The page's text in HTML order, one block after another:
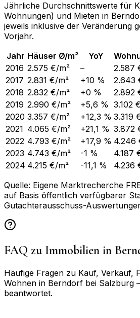
Jährliche Durchschnittswerte für
Wohnungen) und Mieten in
jeweils inklusive der Veränderung
Vorjahr.
Jahr Häuser Ø/m² YoY
2016 2.575 €/m² – 2.587
2017 2.831 €/m² +10 % 2.643
2018 2.832 €/m² +0 % 2.892
2019 2.990 €/m² +5,6 % 3.102
2020 3.357 €/m² +12,3 % 3.319
2021 4.065 €/m² +21,1 % 3.872
2022 4.793 €/m² +17,9 % 4.246
2023 4.743 €/m² -1 % 4.187
2024 4.215 €/m² -11,1 % 4.236
Quelle: Eigene Marktrecherche
auf Basis öffentlich verfügbarer
Gutachterausschuss-
FAQ zu Immobilien in
Häufige Fragen zu Kauf, Verkauf,
Wohnen in Berndorf bei Salzburg
beantwortet.